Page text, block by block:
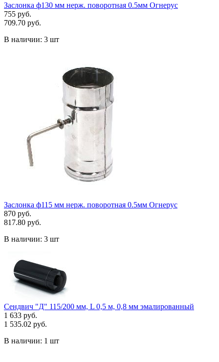
Заслонка ф130 мм нерж. поворотная 0.5мм Огнерус
755 руб.
709.70 руб.
В наличии: 3 шт
Заслонка ф115 мм нерж. поворотная 0.5мм Огнерус
870 руб.
817.80 руб.
В наличии: 3 шт
Сендвич "Д" 115/200 мм, L 0,5 м, 0,8 мм эмалированный
1 633 руб.
1 535.02 руб.
В наличии: 1 шт